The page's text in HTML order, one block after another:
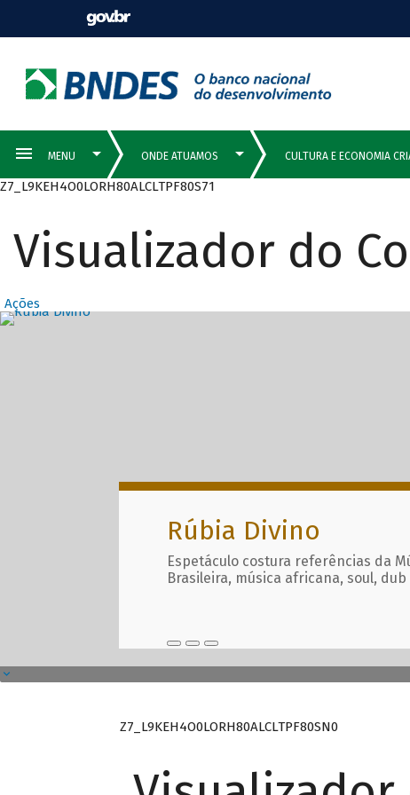
Z7_L9KEH4O0LORH80ALCLTPF80S71
Visualizador do
Ações
Destaques
Rúbia Divino
Espetáculo costura referências da
Brasileira, música africana, soul, dub
Z7_L9KEH4O0LORH80ALCLTPF80SN0